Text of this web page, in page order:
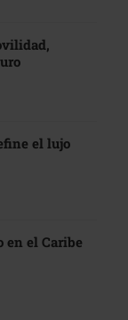
el lujo
en el Caribe